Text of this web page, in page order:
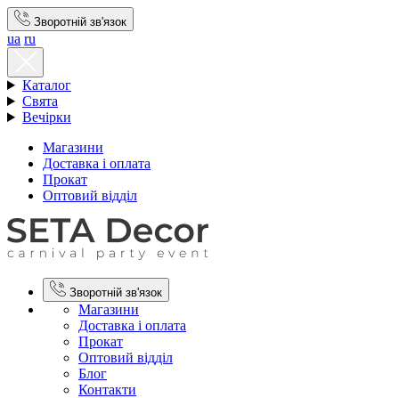
Зворотній зв'язок
ua ru
Каталог
Свята
Вечірки
Магазини
Доставка і оплата
Прокат
Оптовий відділ
Зворотній зв'язок
Магазини
Доставка і оплата
Прокат
Оптовий відділ
Блог
Контакти